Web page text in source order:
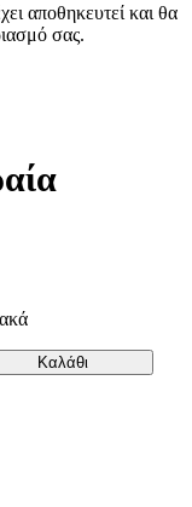
αποθηκευτεί και θα
σας.
Καλάθι